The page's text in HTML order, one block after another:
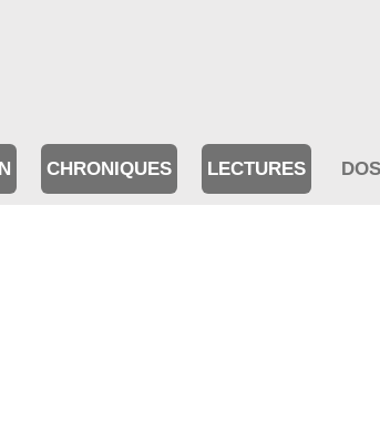
CHRONIQUES LECTURES